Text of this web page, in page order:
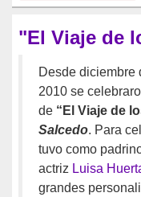
"El Viaje de
Desde diciembre
2010 se
de “El Viaje de
Salcedo. Para
tuvo como
actriz Luisa
grandes